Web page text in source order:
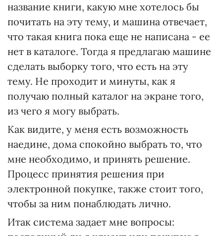
название книги, какую мне хотелось бы
почитать на эту тему, и машина отвечает,
что такая книга пока еще не написана - ее
нет в каталоге. Тогда я предлагаю машине
сделать выборку того, что есть на эту
тему. Не проходит и минуты, как я
получаю полный каталог на экране того,
из чего я могу выбрать.
Как видите, у меня есть возможность
наедине, дома спокойно выбрать то, что
мне необходимо, и принять решение.
Процесс принятия решения при
электронной покупке, также стоит того,
чтобы за ним понаблюдать лично.
Итак система задает мне вопросы: